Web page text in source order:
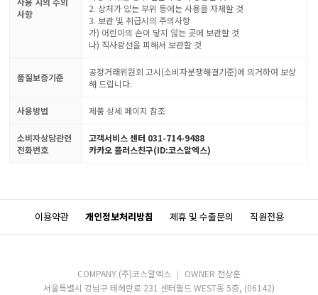
사항
2. 상처가 있는 부위 등에는 사용을 자제할 것
3. 보관 및 취급시의 주의사항
가) 어린이의 손이 닿지 않는 곳에 보관할 것
나) 직사광선을 피해서 보관할 것
품질보증기준
공정거래위원회 고시(소비자분쟁해결기준)에 의거하여 보상
해 드립니다.
사용방법 제품 상세 페이지 참조
소비자상담관련
전화번호
고객서비스 센터 031-714-9488
카카오 플러스친구(ID:코스알엑스)
이용약관 개인정보처리방침 제휴 및 수출문의 직원전용
COMPANY (주)코스알엑스
OWNER 전상훈
서울특별시 강남구 테헤란로 231 센터필드 WEST동 5층, (06142)